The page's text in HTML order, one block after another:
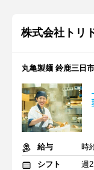
株式会社トリ
丸亀製麺 鈴鹿三日市
給与
時
シフト